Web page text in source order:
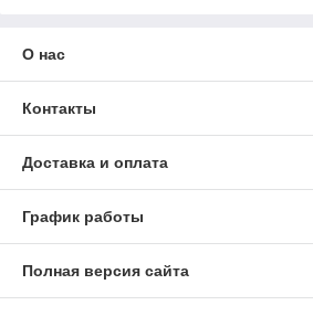
О нас
Контакты
Доставка и оплата
График работы
Полная версия сайта